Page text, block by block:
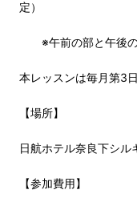
定）
※午前の部と午後の
本レッスンは毎月第3
【場所】
日航ホテル奈良下シル
【参加費用】